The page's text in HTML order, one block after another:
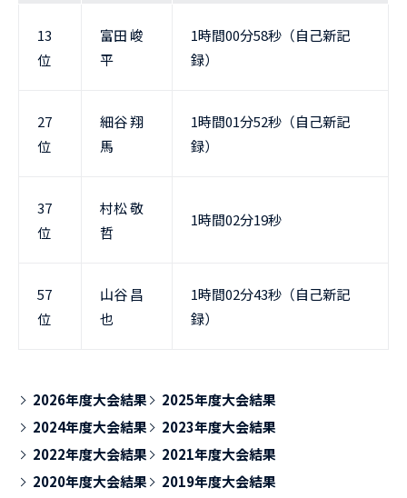
13
位
富田 峻
平
1時間00分58秒（自己新記
録）
27
位
細谷 翔
馬
1時間01分52秒（自己新記
録）
37
位
村松 敬
哲
1時間02分19秒
57
位
山谷 昌
也
1時間02分43秒（自己新記
録）
2026年度大会結果
2025年度大会結果
2024年度大会結果
2023年度大会結果
2022年度大会結果
2021年度大会結果
2020年度大会結果
2019年度大会結果